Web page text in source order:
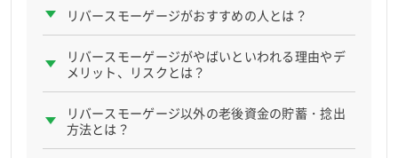
リバースモーゲージがおすすめの人とは？
リバースモーゲージがやばいといわれる理由やデ
メリット、リスクとは？
リバースモーゲージ以外の老後資金の貯蓄・捻出
方法とは？